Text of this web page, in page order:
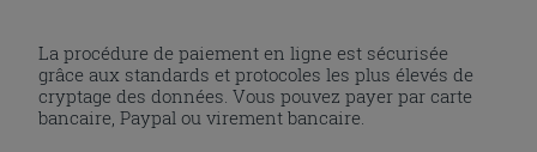
La procédure de paiement en ligne est sécurisée
grâce aux standards et protocoles les plus élevés de
cryptage des données. Vous pouvez payer par carte
bancaire, Paypal ou virement bancaire.